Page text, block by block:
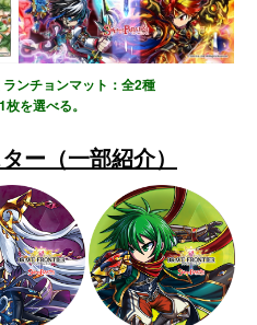
ンチョンマット：全2種
を選べる。
ー（一部紹介）